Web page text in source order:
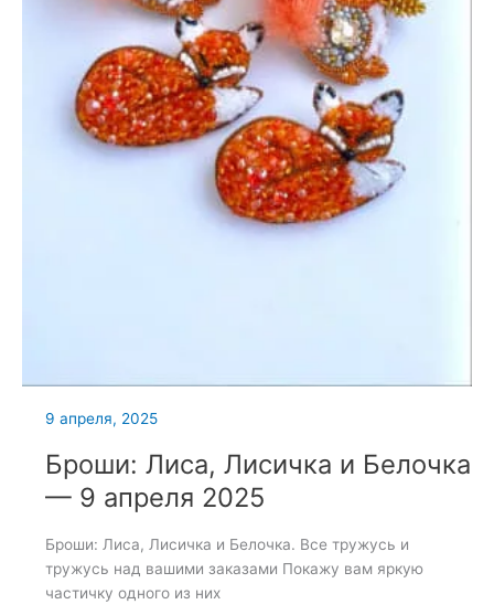
9 апреля, 2025
Броши: Лиса, Лисичка и Белочка
— 9 апреля 2025
Броши: Лиса, Лисичка и Белочка. Все тружусь и
тружусь над вашими заказами Покажу вам яркую
частичку одного из них